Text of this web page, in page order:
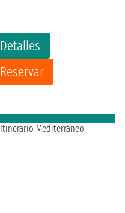
Detalles
Reservar